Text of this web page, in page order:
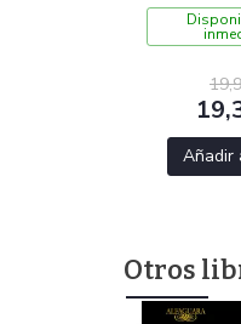
Añadir
Otros